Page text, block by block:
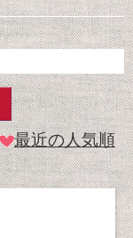
最近の人気順